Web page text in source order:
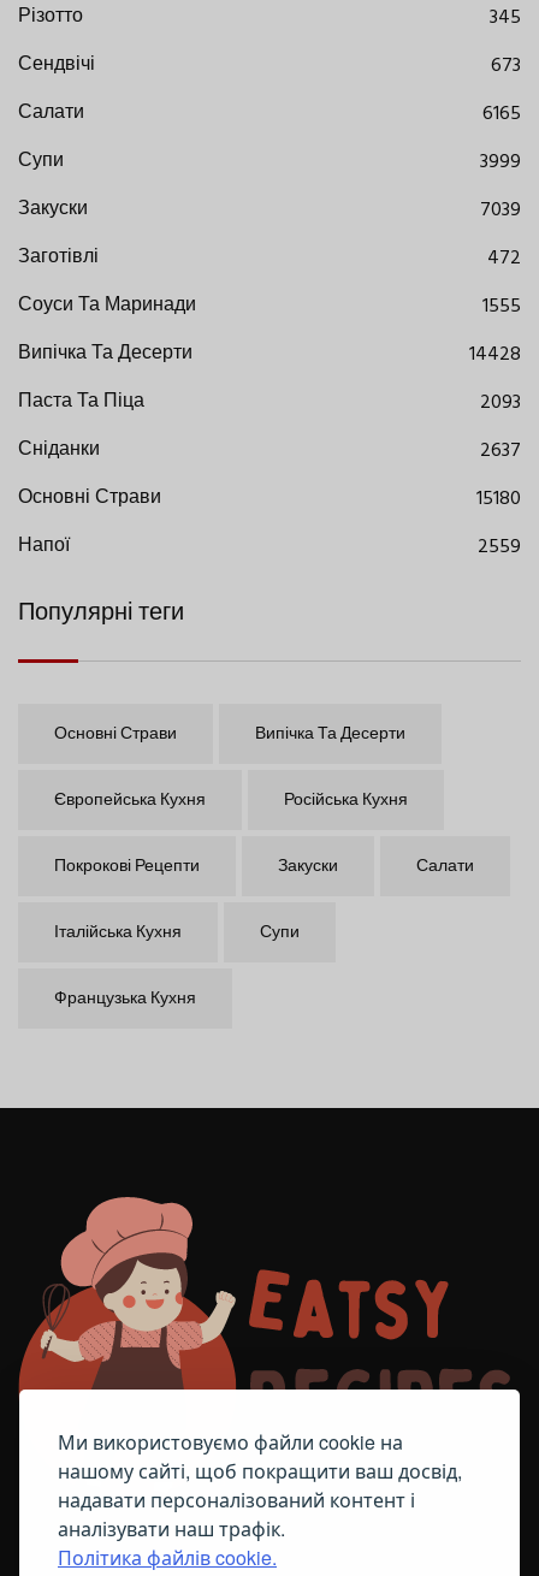
Ми використовуємо файли cookie на
нашому сайті, щоб покращити ваш досвід,
надавати персоналізований контент і
аналізувати наш трафік.
Політика файлів cookie.
Різотто
345
Сендвічі
673
Салати
6165
Супи
3999
Закуски
7039
Заготівлі
472
Соуси Та Маринади
1555
Випічка Та Десерти
14428
Паста Та Піца
2093
Сніданки
2637
Основні Страви
15180
Напої
2559
Популярні теги
Основні Страви Випічка Та Десерти
Європейська Кухня Російська Кухня
Покрокові Рецепти Закуски Салати
Італійська Кухня Супи
Французька Кухня